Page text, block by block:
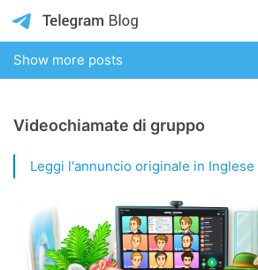
Show more posts
Videochiamate di gruppo
Leggi l'annuncio originale in Inglese